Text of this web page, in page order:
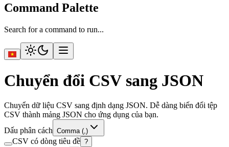
Command Palette
Search for a command to run...
Chuyển đổi CSV sang JSON
Chuyển dữ liệu CSV sang định dạng JSON. Dễ dàng biến đổi tệp
CSV thành mảng JSON cho ứng dụng của bạn.
Dấu phân cách Comma (,)
CSV có dòng tiêu đề ?